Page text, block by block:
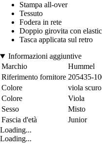
Stampa all-over
Tessuto
Fodera in rete
Doppio girovita con
Tasca applicata sul retro
Informazioni aggiuntive
Marchio
Hummel
Riferimento fornitore 205435-
Colore
viola scuro
Colore
Viola
Sesso
Misto
Fascia d'età
Junior
Loading...
Loading...